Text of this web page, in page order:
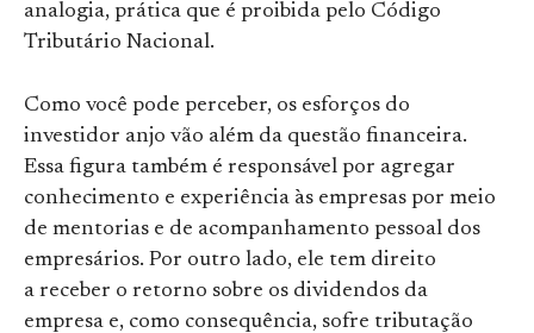
analogia, prática que é proibida pelo Código
Tributário Nacional.
Como você pode perceber, os esforços do
investidor anjo vão além da questão financeira.
Essa figura também é responsável por agregar
conhecimento e experiência às empresas por meio
de mentorias e de acompanhamento pessoal dos
empresários. Por outro lado, ele tem direito
a receber o retorno sobre os dividendos da
empresa e, como consequência, sofre tributação